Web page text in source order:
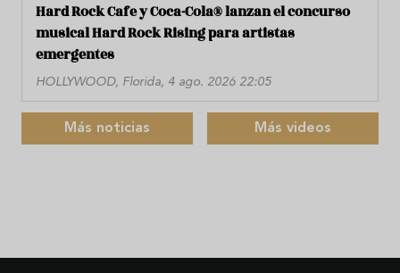
Hard Rock Cafe y Coca-Cola® lanzan el concurso
musical Hard Rock Rising para artistas
emergentes
HOLLYWOOD, Florida, 4 ago. 2026 22:05
Más noticias Más videos